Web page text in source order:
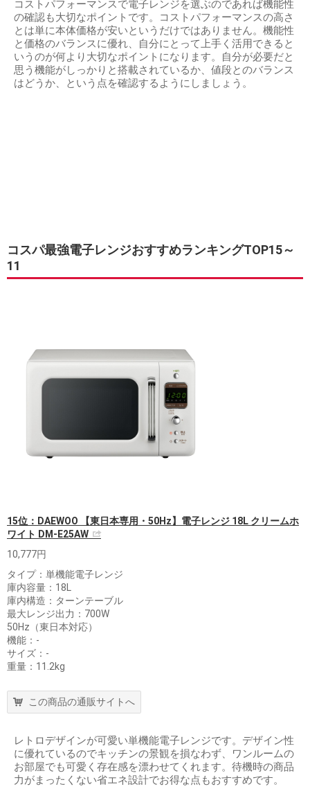
コストパフォーマンスで電子レンジを選ぶのであれば機能性
の確認も大切なポイントです。コストパフォーマンスの高さ
とは単に本体価格が安いというだけではありません。機能性
と価格のバランスに優れ、自分にとって上手く活用できると
いうのが何より大切なポイントになります。自分が必要だと
思う機能がしっかりと搭載されているか、値段とのバランス
はどうか、という点を確認するようにしましょう。
コスパ最強電子レンジおすすめランキングTOP15～
11
15位：DAEWOO 【東日本専用・50Hz】電子レンジ 18L クリームホ
ワイト DM-E25AW
10,777円
タイプ：単機能電子レンジ
庫内容量：18L
庫内構造：ターンテーブル
最大レンジ出力：700W
50Hz（東日本対応）
機能：-
サイズ：-
重量：11.2kg
この商品の通販サイトへ
レトロデザインが可愛い単機能電子レンジです。デザイン性
に優れているのでキッチンの景観を損なわず、ワンルームの
お部屋でも可愛く存在感を漂わせてくれます。待機時の商品
力がまったくない省エネ設計でお得な点もおすすめです。